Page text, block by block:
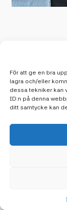
För att ge en bra
lagra och/eller
dessa tekniker kan
ID:n på denna
ditt samtycke kan
Senaste
Håll dig